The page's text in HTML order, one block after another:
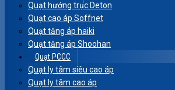
Quạt hướng trục Deton
Quạt cao áp Soffnet
Quạt tăng áp haiki
Quạt tăng áp Shoohan
Quạt PCCC
Quạt ly tâm siêu cao áp
Quạt ly tâm cao áp